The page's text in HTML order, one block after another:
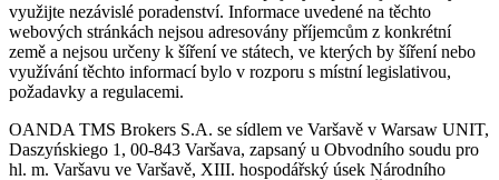
využijte nezávislé poradenství. Informace uvedené na těchto
webových stránkách nejsou adresovány příjemcům z konkrétní
země a nejsou určeny k šíření ve státech, ve kterých by šíření nebo
využívání těchto informací bylo v rozporu s místní legislativou,
požadavky a regulacemi.
OANDA TMS Brokers S.A. se sídlem ve Varšavě v Warsaw UNIT,
Daszyńskiego 1, 00-843 Varšava, zapsaný u Obvodního soudu pro
hl. m. Varšavu ve Varšavě, XIII. hospodářský úsek Národního